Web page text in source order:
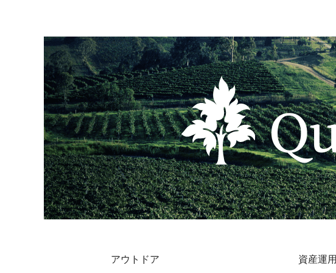
アウトドア 資産運用